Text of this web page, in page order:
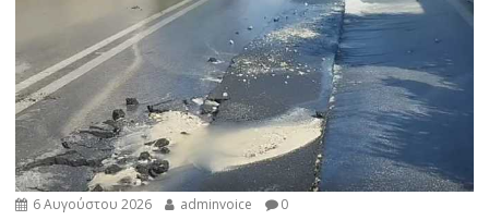
6 Αυγούστου 2026 adminvoice 0